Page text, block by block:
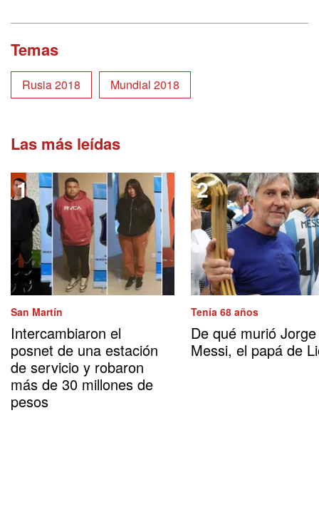
Temas
Rusia 2018 Mundial 2018
Las más leídas
San Martín
Intercambiaron el
posnet de una estación
de servicio y robaron
más de 30 millones de
pesos
Tenía 68 años
De qué murió Jorge
Messi, el papá de